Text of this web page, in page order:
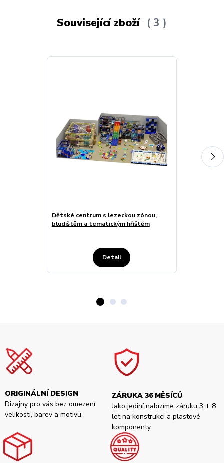
Související zboží 3
Dětské centrum s lezeckou zónou,
bludištěm a tematickým hřištěm
Detail
ORIGINÁLNÍ DESIGN
Dizajny pro vás bez omezení
velikosti, barev a motivu
ZÁRUKA 36 MĚSÍCŮ
Jako jediní nabízíme záruku 3 + 8
let na konstrukci a plastové
komponenty